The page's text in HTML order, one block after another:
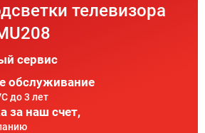
телевизора
сервис
обслуживание
до 3 лет
за наш счет,